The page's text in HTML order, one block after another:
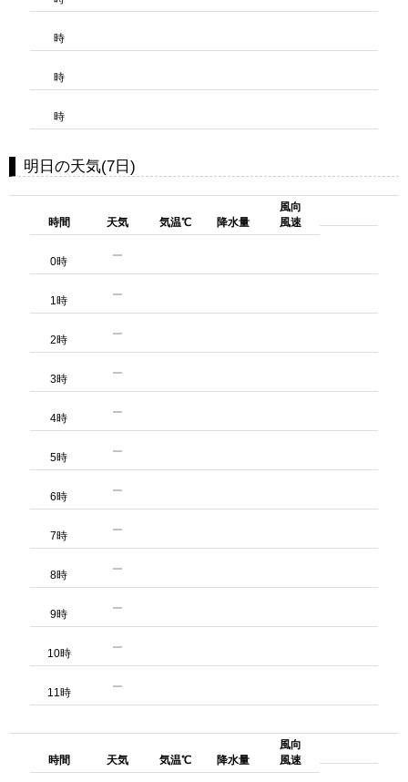
時
時
時
明日の天気(7日)
時間 天気 気温℃ 降水量
風向
風速
0時
1時
2時
3時
4時
5時
6時
7時
8時
9時
10時
11時
時間 天気 気温℃ 降水量
風向
風速